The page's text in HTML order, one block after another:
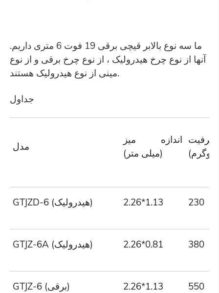
ما سه نوع بالابر قیچی برقی 19 فوت 6 متری داریم.
آنها از نوع چرخ هیدرولیک ، از نوع چرخ برقی و از نوع
مینی از نوع هیدرولیک هستند.
جداول
مدل
اندازه میز
(میلی متر)
ظرفیت
GTJZD-6 (هیدرولیک) 2.26*1.13 230
GTJZ-6A (هیدرولیک) 2.26*0.81 380
GTJZ-6 (برقی) 2.26*1.13 550